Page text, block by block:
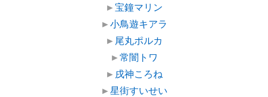
►宝鐘マリン
►小鳥遊キアラ
► 尾丸ポルカ
►常闇トワ
► 戌神ころね
►星街すいせい